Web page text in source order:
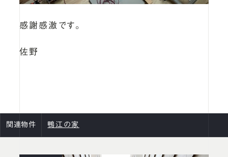
感謝感激です。
佐野
関連物件 鴨江の家